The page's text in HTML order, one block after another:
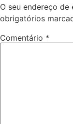
O seu endereço de
obrigatórios
Comentário *